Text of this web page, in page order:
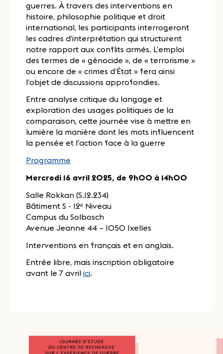
guerres. À travers des interventions en
histoire, philosophie politique et droit
international, les participants interrogeront
les cadres d’interprétation qui structurent
notre rapport aux conflits armés. L’emploi
des termes de « génocide », de « terrorisme »
ou encore de « crimes d’État » fera ainsi
l’objet de discussions approfondies.
Entre analyse critique du langage et
exploration des usages politiques de la
comparaison, cette journée vise à mettre en
lumière la manière dont les mots influencent
la pensée et l’action face à la guerre
Programme
Mercredi 16 avril 2025, de 9h00 à 14h00
Salle Rokkan (S.12.234)
Bâtiment S - 12ᵉ Niveau
Campus du Solbosch
Avenue Jeanne 44 – 1050 Ixelles
Interventions en français et en anglais.
Entrée libre, mais inscription obligatoire
avant le 7 avrilici.